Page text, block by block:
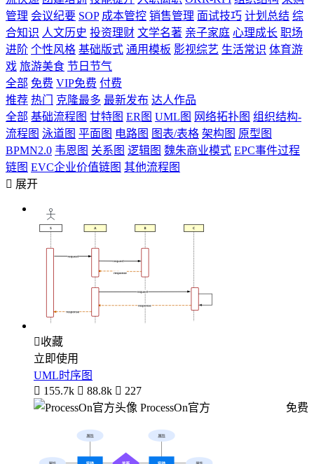
管理 会议纪要 SOP 成本管控 销售管理 面试技巧 计划总结 综
合知识 人文历史 投资理财 文学名著 亲子家庭 心理成长 职场
进阶 个性风格 基础版式 通用模板 影视综艺 生活常识 体育游
戏 旅游美食 节日节气
全部 免费 VIP免费 付费
推荐 热门 克隆最多 最新发布 达人作品
全部 基础流程图 甘特图 ER图 UML图 网络拓扑图 组织结构-
流程图 泳道图 平面图 电路图 图表/表格 架构图 原型图
BPMN2.0 韦恩图 关系图 逻辑图 魏朱商业模式 EPC事件过程
链图 EVC企业价值链图 其他流程图
 展开
收藏
立即使用
UML时序图
 155.7k  88.8k  227
ProcessOn官方
免费